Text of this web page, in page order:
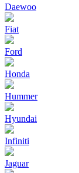
Daewoo
Fiat
Ford
Honda
Hummer
Hyundai
Infiniti
Jaguar